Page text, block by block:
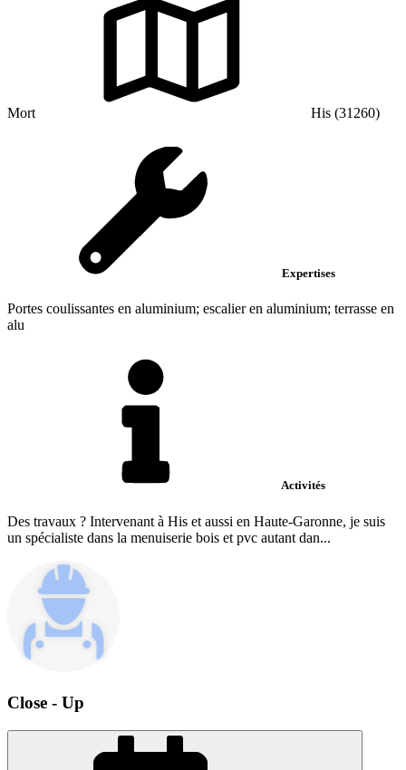
Mort His (31260)
Expertises
Portes coulissantes en aluminium; escalier en aluminium; terrasse en
alu
Activités
Des travaux ? Intervenant à His et aussi en Haute-Garonne, je suis
un spécialiste dans la menuiserie bois et pvc autant dan...
Close - Up